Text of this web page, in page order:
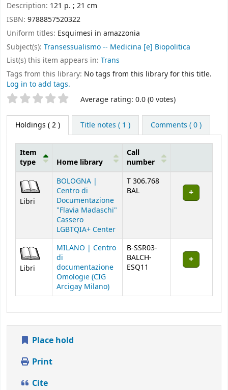
Description: 121 p. ; 21 cm
ISBN: 9788857520322
Uniform titles: Esquimesi in amazzonia
Subject(s): Transessualismo -- Medicina [e] Biopolitica
List(s) this item appears in: Trans
Tags from this library: No tags from this library for this title.
Log in to add tags.
Star ratings Average rating: 0.0 (0 votes)
Holdings ( 2 ) Title notes ( 1 ) Comments ( 0 )
Holdings
Item
type
Home library
Call
number
Libri
BOLOGNA |
Centro di
Documentazione
"Flavia Madaschi"
Cassero
LGBTQIA+ Center
T 306.768
BAL
Libri
MILANO | Centro
di
documentazione
Omologie (CIG
Arcigay Milano)
B-SSR03-
BALCH-
ESQ11
Place hold
Print
Cite